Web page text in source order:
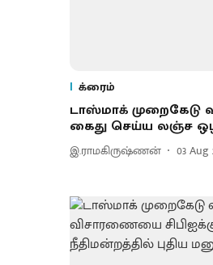
க்ரைம்
டாஸ்மாக் முறைகேடு
கைது செய்ய லஞ்ச
இ.ராமகிருஷ்ணன் 03 Aug